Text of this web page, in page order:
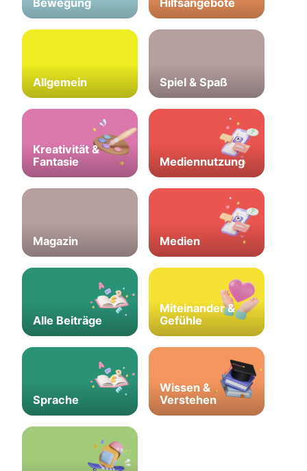
Allgemein Spiel & Spaß
Kreativität &
Fantasie
Mediennutzung
Magazin Medien
Alle Beiträge
Miteinander &
Gefühle
Sprache
Wissen &
Verstehen